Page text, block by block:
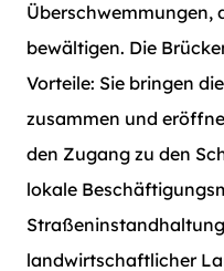
Überschwemmungen,
bewältigen. Die
Vorteile: Sie bringen
zusammen und
den Zugang zu den
lokale
landwirtschaftlicher